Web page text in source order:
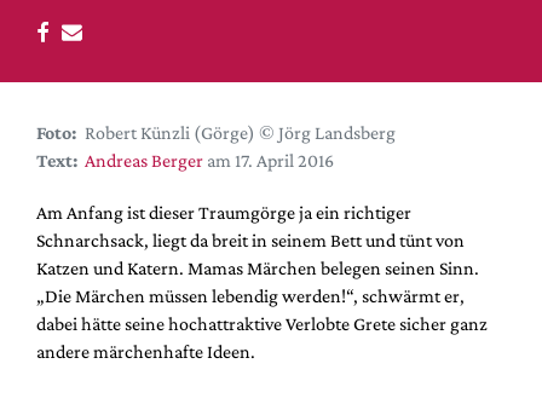
DdB-map
Kalender
Festival-Planer
Alle Hefte
Leseproben
Podcast
Service
Foto: Robert Künzli (Görge) © Jörg Landsberg
Text: Andreas Berger am 17. April 2016
Am Anfang ist dieser Traumgörge ja ein richtiger
Schnarchsack, liegt da breit in seinem Bett und tünt von
Katzen und Katern. Mamas Märchen belegen seinen Sinn.
„Die Märchen müssen lebendig werden!“, schwärmt er,
dabei hätte seine hochattraktive Verlobte Grete sicher ganz
andere märchenhafte Ideen.